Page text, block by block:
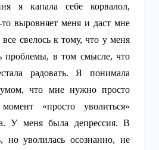
я капала себе корвалол,
то выровняет меня и даст мне
свелось к тому, что у меня
проблемы, в том смысле, что
радовать. Я понимала
что мне нужно просто
«просто уволиться»
У меня была депрессия. В
но уволилась осознанно, не